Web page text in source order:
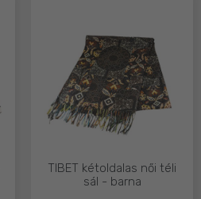
TIBET kétoldalas női téli
sál - barna